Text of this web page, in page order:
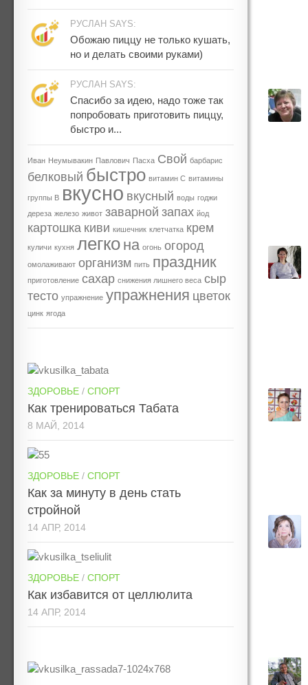
РУСЛАН SAYS:
Обожаю пиццу не только кушать,
но и делать своими руками)
РУСЛАН SAYS:
Спасибо за идею, надо тоже так
попробовать приготовить пиццу,
быстро и...
Иван Неумывакин Павлович Пасха Свой барбарис
белковый быстро витамин С витамины
группы В вкусно вкусный воды годжи
дереза железо живот заварной запах йод
картошка киви кишечник клетчатка крем
куличи кухня легко на огонь огород
омолаживают организм пить праздник
приготовление сахар снижения лишнего веса сыр
тесто упражнение упражнения цветок
цинк ягода
ЗДОРОВЬЕ / СПОРТ
Как тренироваться Табата
8 МАЙ, 2014
ЗДОРОВЬЕ / СПОРТ
Как за минуту в день стать
стройной
14 АПР, 2014
ЗДОРОВЬЕ / СПОРТ
Как избавится от целлюлита
14 АПР, 2014